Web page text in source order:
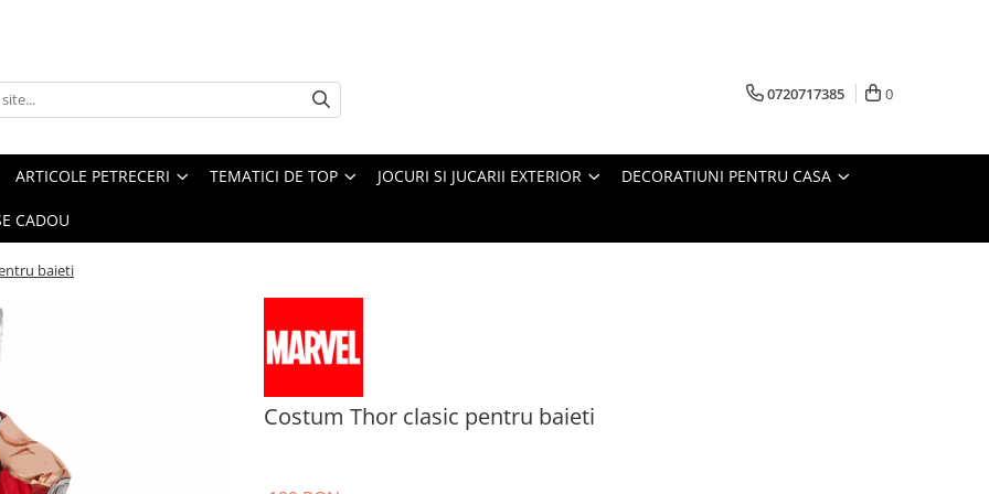
0720717385 0
ARTICOLE PETRECERI TEMATICI DE TOP JOCURI SI JUCARII EXTERIOR DECORATIUNI PENTRU CASA
CADOU
baieti
Costum Thor clasic pentru baieti